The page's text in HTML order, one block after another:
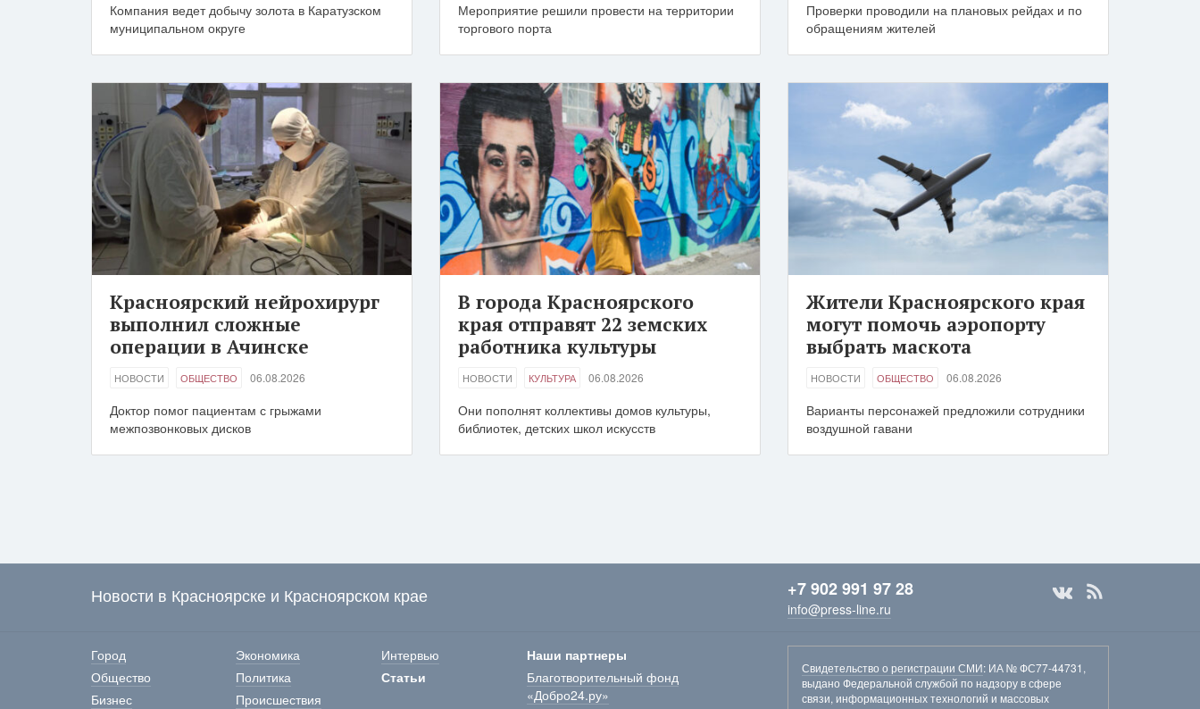
Компания ведет добычу золота в Каратузском
муниципальном округе
Мероприятие решили провести на территории
торгового порта
Проверки проводили на плановых рейдах и по
обращениям жителей
Красноярский нейрохирург
выполнил сложные
операции в Ачинске
НОВОСТИ ОБЩЕСТВО 06.08.2026
Доктор помог пациентам с грыжами
межпозвонковых дисков
В города Красноярского
края отправят 22 земских
работника культуры
НОВОСТИ КУЛЬТУРА 06.08.2026
Они пополнят коллективы домов культуры,
библиотек, детских школ искусств
Жители Красноярского края
могут помочь аэропорту
выбрать маскота
НОВОСТИ ОБЩЕСТВО 06.08.2026
Варианты персонажей предложили сотрудники
воздушной гавани
Новости в Красноярске и Красноярском крае +7 902 991 97 28
info@press-line.ru
Город
Общество
Бизнес
Экономика
Политика
Происшествия
Интервью
Статьи
Наши партнеры
Благотворительный фонд
«Добро24.ру»
Свидетельство о регистрации СМИ: ИА № ФС77-44731,
выдано Федеральной службой по надзору в сфере
связи, информационных технологий и массовых